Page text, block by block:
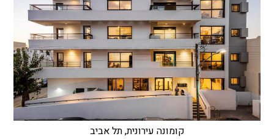
קומונה עירונית, תל אביב